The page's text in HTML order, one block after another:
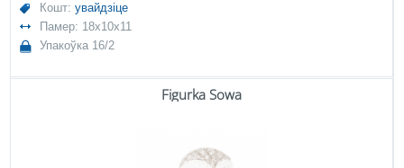
Кошт:увайдзіце
Памер: 18x10x11
Упакоўка 16/2
Figurka Sowa